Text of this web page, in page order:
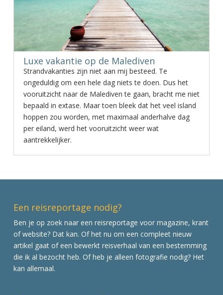
Luxe vakantie op de Malediven
Strandvakanties zijn niet aan mij besteed. Te
ongeduldig om een hele dag niets te doen. Dus het
vooruitzicht naar de Malediven te gaan, bracht me niet
bepaald in extase. Maar toen bleek dat het veel island
hoppen zou worden, met maximaal anderhalve dag
per eiland, werd het vooruitzicht weer wat
aantrekkelijker.
Een reisreportage nodig?
Ben je op zoek naar een reisreportage voor magazine, krant
of website? Dat kan. Of het nu om een compleet nieuw
artikel gaat of een bewerkt reisverhaal van een bestemming
die ik al bezocht heb. Of heb je alleen fotografie nodig? Het
kan allemaal.